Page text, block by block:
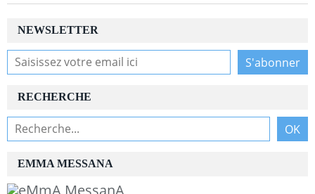
NEWSLETTER
RECHERCHE
EMMA MESSANA